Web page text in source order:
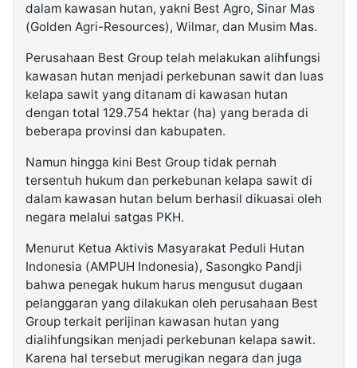
dalam kawasan hutan, yakni Best Agro, Sinar Mas
(Golden Agri-Resources), Wilmar, dan Musim Mas.
Perusahaan Best Group telah melakukan alihfungsi
kawasan hutan menjadi perkebunan sawit dan luas
kelapa sawit yang ditanam di kawasan hutan
dengan total 129.754 hektar (ha) yang berada di
beberapa provinsi dan kabupaten.
Namun hingga kini Best Group tidak pernah
tersentuh hukum dan perkebunan kelapa sawit di
dalam kawasan hutan belum berhasil dikuasai oleh
negara melalui satgas PKH.
Menurut Ketua Aktivis Masyarakat Peduli Hutan
Indonesia (AMPUH Indonesia), Sasongko Pandji
bahwa penegak hukum harus mengusut dugaan
pelanggaran yang dilakukan oleh perusahaan Best
Group terkait perijinan kawasan hutan yang
dialihfungsikan menjadi perkebunan kelapa sawit.
Karena hal tersebut merugikan negara dan juga